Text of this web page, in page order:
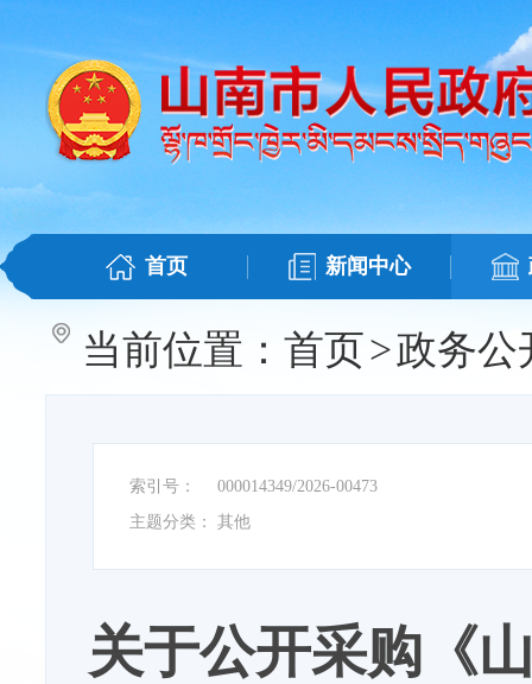
首页 新闻中心
当前位置： 首页>政务公
索引号：
000014349/2026-00473
主题分类：
其他
关于公开采购《